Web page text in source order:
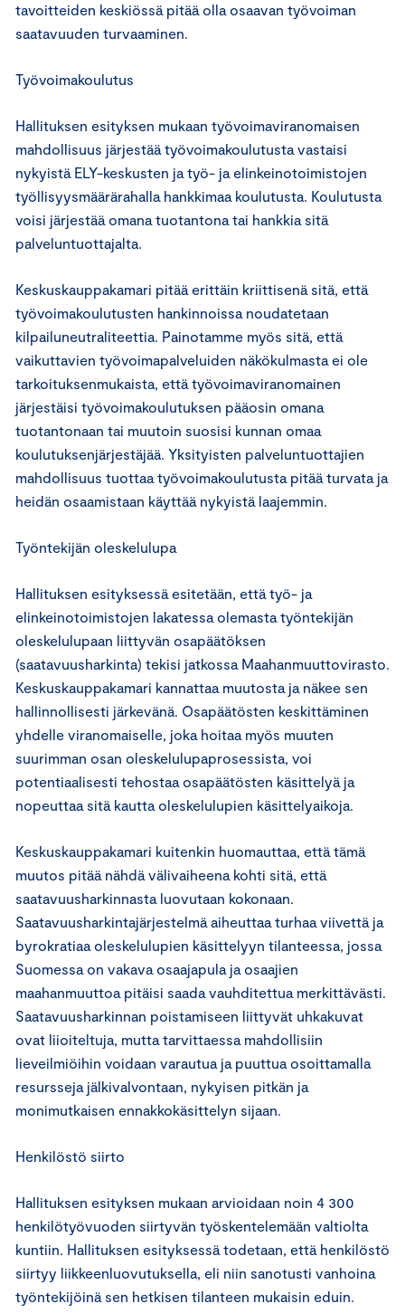
tavoitteiden keskiössä pitää olla osaavan työvoiman
saatavuuden turvaaminen.
Työvoimakoulutus
Hallituksen esityksen mukaan työvoimaviranomaisen
mahdollisuus järjestää työvoimakoulutusta vastaisi
nykyistä ELY-keskusten ja työ- ja elinkeinotoimistojen
työllisyysmäärärahalla hankkimaa koulutusta. Koulutusta
voisi järjestää omana tuotantona tai hankkia sitä
palveluntuottajalta.
Keskuskauppakamari pitää erittäin kriittisenä sitä, että
työvoimakoulutusten hankinnoissa noudatetaan
kilpailuneutraliteettia. Painotamme myös sitä, että
vaikuttavien työvoimapalveluiden näkökulmasta ei ole
tarkoituksenmukaista, että työvoimaviranomainen
järjestäisi työvoimakoulutuksen pääosin omana
tuotantonaan tai muutoin suosisi kunnan omaa
koulutuksenjärjestäjää. Yksityisten palveluntuottajien
mahdollisuus tuottaa työvoimakoulutusta pitää turvata ja
heidän osaamistaan käyttää nykyistä laajemmin.
Työntekijän oleskelulupa
Hallituksen esityksessä esitetään, että työ- ja
elinkeinotoimistojen lakatessa olemasta työntekijän
oleskelulupaan liittyvän osapäätöksen
(saatavuusharkinta) tekisi jatkossa Maahanmuuttovirasto.
Keskuskauppakamari kannattaa muutosta ja näkee sen
hallinnollisesti järkevänä. Osapäätösten keskittäminen
yhdelle viranomaiselle, joka hoitaa myös muuten
suurimman osan oleskelulupaprosessista, voi
potentiaalisesti tehostaa osapäätösten käsittelyä ja
nopeuttaa sitä kautta oleskelulupien käsittelyaikoja.
Keskuskauppakamari kuitenkin huomauttaa, että tämä
muutos pitää nähdä välivaiheena kohti sitä, että
saatavuusharkinnasta luovutaan kokonaan.
Saatavuusharkintajärjestelmä aiheuttaa turhaa viivettä ja
byrokratiaa oleskelulupien käsittelyyn tilanteessa, jossa
Suomessa on vakava osaajapula ja osaajien
maahanmuuttoa pitäisi saada vauhditettua merkittävästi.
Saatavuusharkinnan poistamiseen liittyvät uhkakuvat
ovat liioiteltuja, mutta tarvittaessa mahdollisiin
lieveilmiöihin voidaan varautua ja puuttua osoittamalla
resursseja jälkivalvontaan, nykyisen pitkän ja
monimutkaisen ennakkokäsittelyn sijaan.
Henkilöstö siirto
Hallituksen esityksen mukaan arvioidaan noin 4 300
henkilötyövuoden siirtyvän työskentelemään valtiolta
kuntiin. Hallituksen esityksessä todetaan, että henkilöstö
siirtyy liikkeenluovutuksella, eli niin sanotusti vanhoina
työntekijöinä sen hetkisen tilanteen mukaisin eduin.